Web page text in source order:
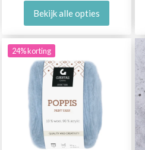
Bekijk alle opties
24% korting